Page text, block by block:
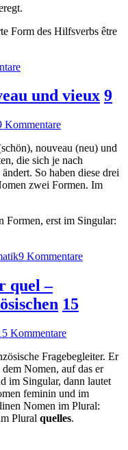
Form des Hilfsverbs être
zu
Verben
im
composé
und vieux 9
Kommentarezu
Adjektive
beau,
nouveau
und
nouveau (neu) und
die sich je nach
So haben diese drei
zwei Formen. Im
Formen, erst im Singular:
9 Kommentarezu
quel –
15
Kommentarezu
quel
–
Fragebegleiter
im
Französischen
Fragebegleiter. Er
Nomen, auf das er
im Singular, dann lautet
feminin und im
Nomen im Plural:
Plural quelles.